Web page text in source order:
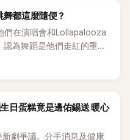
都這麼隨便？
們在演唱會和Lollapalooza
為舞蹈是他們走紅的重要
日蛋糕竟是邊佑錫送 暖心
劇爭議、分手消息及健康